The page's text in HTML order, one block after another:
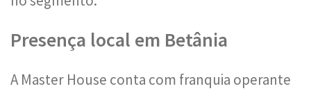
Presença local em Betânia
A Master House conta com franquia operante